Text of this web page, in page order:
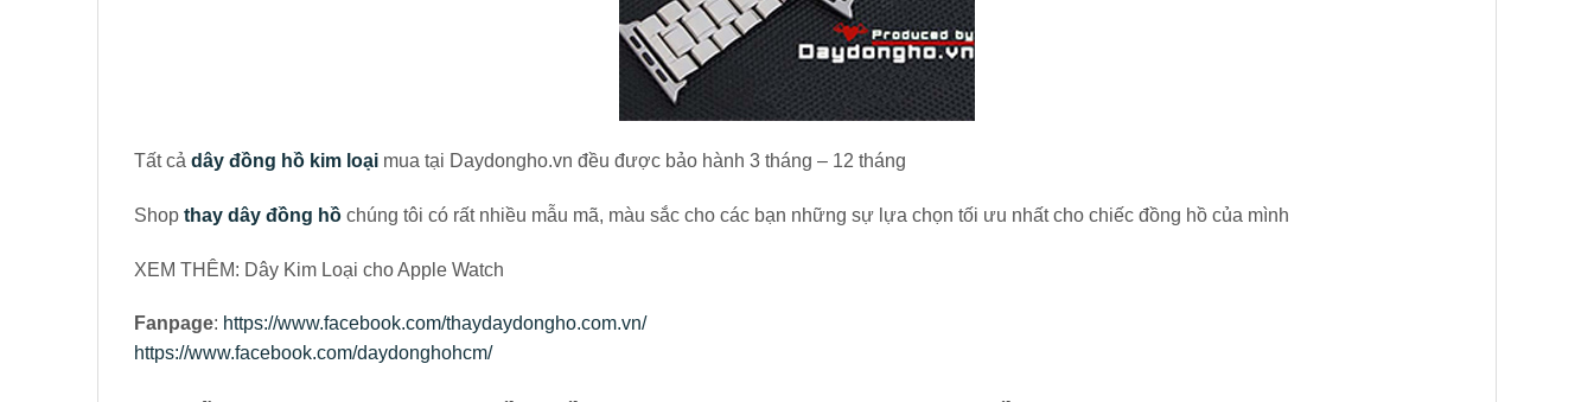
Tất cả dây đồng hồ kim loại mua tại Daydongho.vn đều được bảo hành 3 tháng – 12 tháng
Shop thay dây đồng hồ chúng tôi có rất nhiều mẫu mã, màu sắc cho các bạn những sự lựa chọn tối ưu nhất cho chiếc đồng hồ của mình
XEM THÊM: Dây Kim Loại cho Apple Watch
Fanpage: https://www.facebook.com/thaydaydongho.com.vn/
https://www.facebook.com/daydonghohcm/